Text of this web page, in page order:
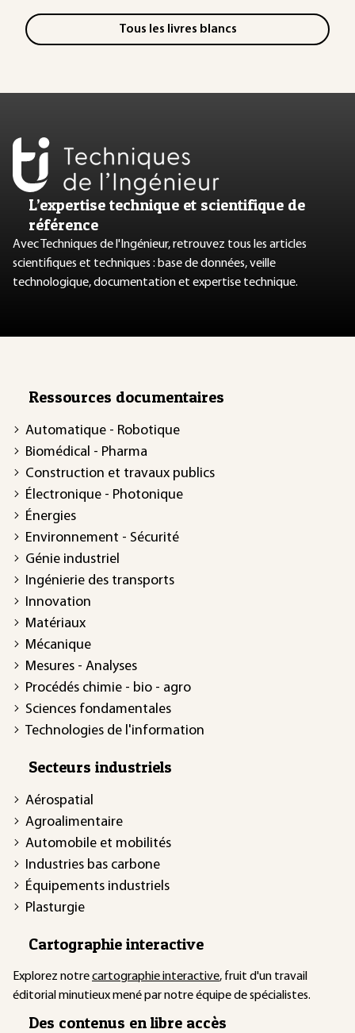
Tous les livres blancs
L’expertise technique et scientifique de
référence
Avec Techniques de l'Ingénieur, retrouvez tous les articles
scientifiques et techniques : base de données, veille
technologique, documentation et expertise technique.
Ressources documentaires
Automatique - Robotique
Biomédical - Pharma
Construction et travaux publics
Électronique - Photonique
Énergies
Environnement - Sécurité
Génie industriel
Ingénierie des transports
Innovation
Matériaux
Mécanique
Mesures - Analyses
Procédés chimie - bio - agro
Sciences fondamentales
Technologies de l'information
Secteurs industriels
Aérospatial
Agroalimentaire
Automobile et mobilités
Industries bas carbone
Équipements industriels
Plasturgie
Cartographie interactive
Explorez notrecartographie interactive, fruit d'un travail
éditorial minutieux mené par notre équipe de spécialistes.
Des contenus en libre accès